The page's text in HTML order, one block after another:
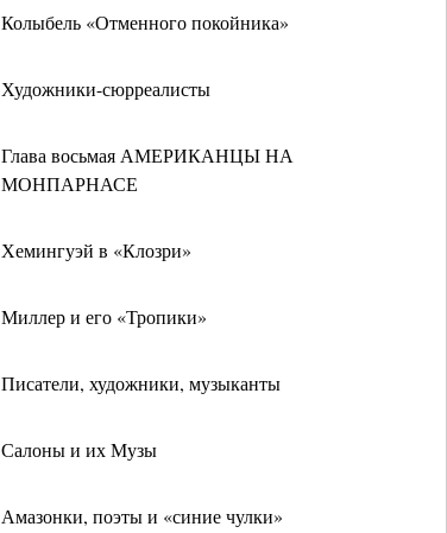
Колыбель «Отменного покойника»
Художники-сюрреалисты
Глава восьмая АМЕРИКАНЦЫ НА
МОНПАРНАСЕ
Хемингуэй в «Клозри»
Миллер и его «Тропики»
Писатели, художники, музыканты
Салоны и их Музы
Амазонки, поэты и «синие чулки»